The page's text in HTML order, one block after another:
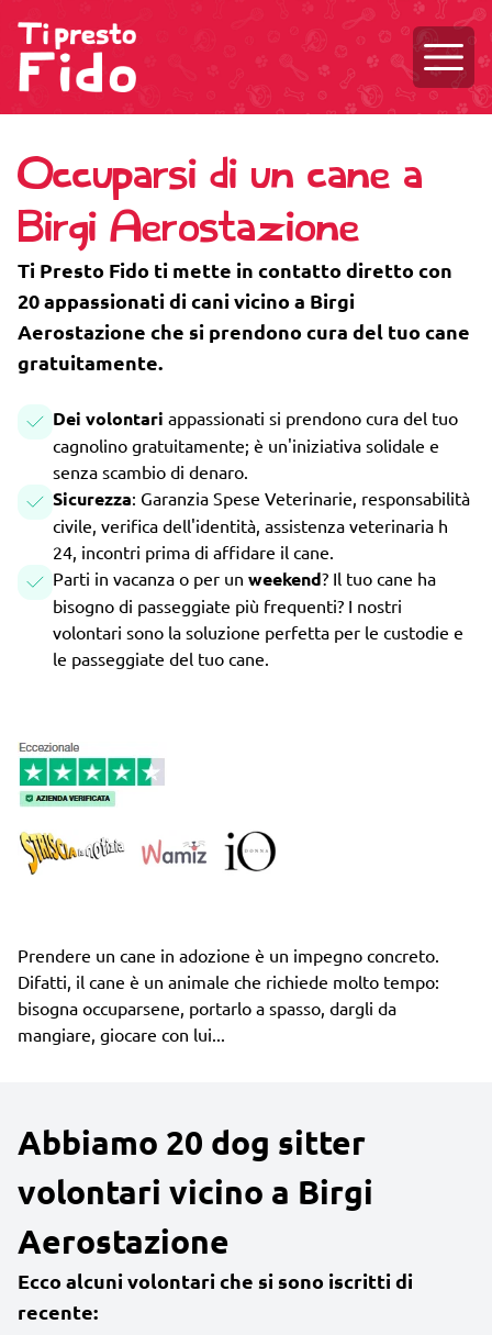
Occuparsi di un cane a
Birgi Aerostazione
Ti Presto Fido ti mette in contatto diretto con
20 appassionati di cani vicino a Birgi
Aerostazione che si prendono cura del tuo cane
gratuitamente.
Dei volontari appassionati si prendono cura del tuo
cagnolino gratuitamente; è un'iniziativa solidale e
senza scambio di denaro.
Sicurezza: Garanzia Spese Veterinarie, responsabilità
civile, verifica dell'identità, assistenza veterinaria h
24, incontri prima di affidare il cane.
Parti in vacanza o per un weekend? Il tuo cane ha
bisogno di passeggiate più frequenti? I nostri
volontari sono la soluzione perfetta per le custodie e
le passeggiate del tuo cane.
Prendere un cane in adozione è un impegno concreto.
Difatti, il cane è un animale che richiede molto tempo:
bisogna occuparsene, portarlo a spasso, dargli da
mangiare, giocare con lui...
Abbiamo 20 dog sitter
volontari vicino a Birgi
Aerostazione
Ecco alcuni volontari che si sono iscritti di
recente: